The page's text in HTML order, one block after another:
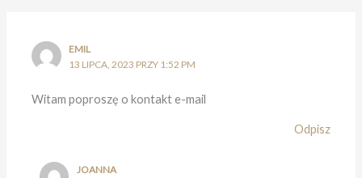
EMIL
13 LIPCA, 2023 PRZY 1:52 PM
Witam poproszę o kontakt e-mail
Odpisz
JOANNA